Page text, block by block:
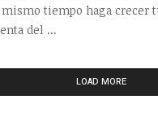
tiempo haga crecer
del ...
LOAD MORE